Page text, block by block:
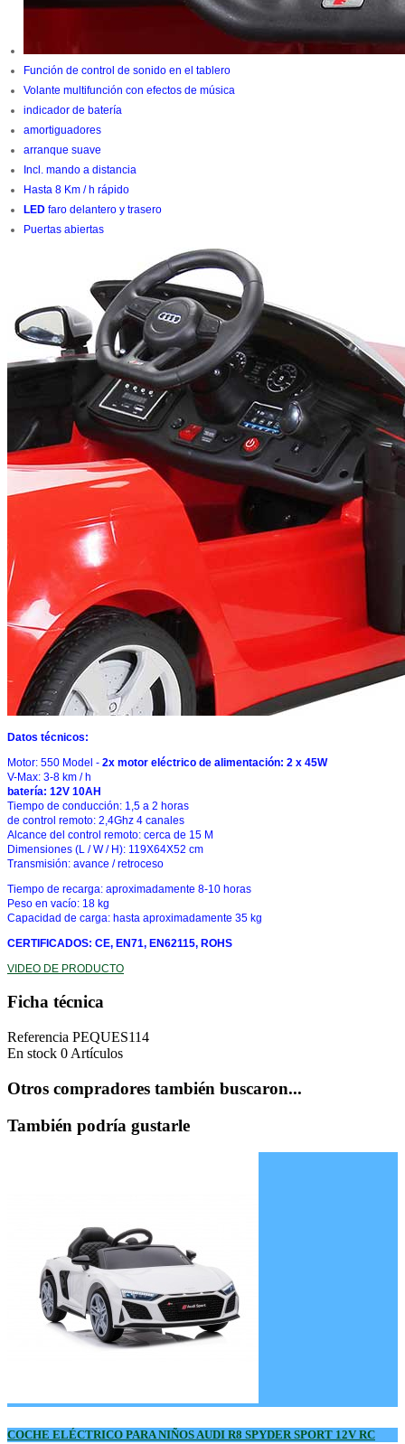
Función de control de sonido en el tablero
Volante multifunción con efectos de música
indicador de batería
amortiguadores
arranque suave
Incl. mando a distancia
Hasta 8 Km / h rápido
LED faro delantero y trasero
Puertas abiertas
Datos técnicos:
Motor: 550 Model - 2x motor eléctrico de alimentación: 2 x 45W
V-Max: 3-8 km / h
batería: 12V 10AH
Tiempo de conducción: 1,5 a 2 horas
de control remoto: 2,4Ghz 4 canales
Alcance del control remoto: cerca de 15 M
Dimensiones (L / W / H): 119X64X52 cm
Transmisión: avance /retroceso
Tiempo de recarga: aproximadamente 8-10 horas
Peso en vacío: 18 kg
Capacidad de carga: hasta aproximadamente 35 kg
CERTIFICADOS: CE, EN71, EN62115, ROHS
VIDEO DE PRODUCTO
Ficha técnica
Referencia PEQUES114
En stock 0 Artículos
Otros compradores también buscaron...
También podría gustarle
COCHE ELÉCTRICO PARA NIÑOS AUDI R8 SPYDER SPORT 12V RC